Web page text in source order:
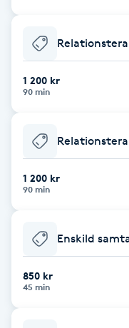
Bottenfärg
Brynfärgning
Brynplockning
Celluliter
1 200 kr
90 min
1 200 kr
90 min
Enskild
850 kr
45 min